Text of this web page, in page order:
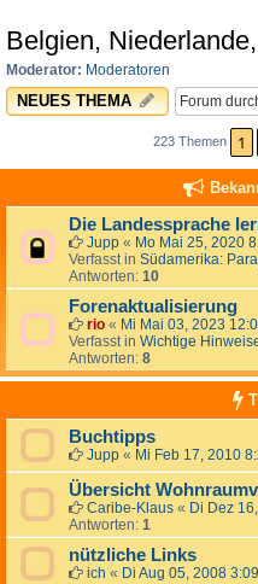
Belgien,
Moderator: Moderatoren
NEUES THEMA
223 Themen 1
Die Landessprache
Jupp « Mo Mai 25, 2020
Verfasst in Südamerika:
Antworten: 10
Forenaktualisierung
rio « Mi Mai 03, 2023
Verfasst in Wichtige
Antworten: 8
Buchtipps
Jupp « Mi Feb 17, 2010
Übersicht
Caribe-Klaus « Di Dez
Antworten: 1
nützliche Links
ich « Di Aug 05, 2008